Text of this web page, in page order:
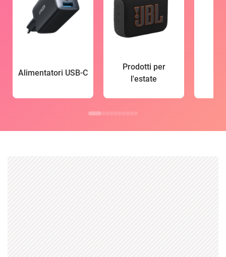
Alimentatori USB-C
Prodotti per
l'estate